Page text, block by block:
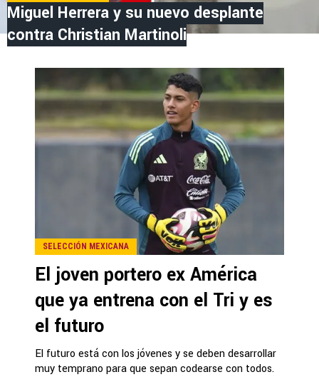
Miguel Herrera y su nuevo desplante
contra Christian Martinoli
SELECCIÓN MEXICANA
El joven portero ex América
que ya entrena con el Tri y es
el futuro
El futuro está con los jóvenes y se deben desarrollar
muy temprano para que sepan codearse con todos.